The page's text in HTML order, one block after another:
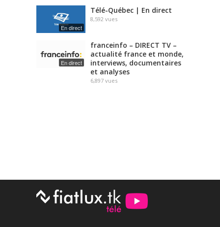
En direct
Télé-Québec | En direct
8,592 vues
En direct
franceinfo – DIRECT TV –
actualité france et monde,
interviews, documentaires
et analyses
6,897 vues